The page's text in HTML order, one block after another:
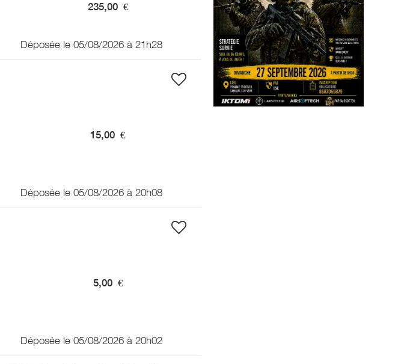
235,00 €
Déposée le 05/08/2026 à 21h28
15,00 €
Déposée le 05/08/2026 à 20h08
5,00 €
Déposée le 05/08/2026 à 20h02